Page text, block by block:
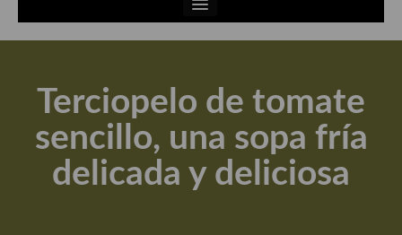
Actualidad y recomendaciones
Apuntes, estudios sobre temas interesantes e importantes
Aceite de Oliva Virgen Extra (AOVE)
Recetas maridadas con los mejores AOVES
Terciopelo de tomate
sencillo, una sopa fría
delicada y deliciosa